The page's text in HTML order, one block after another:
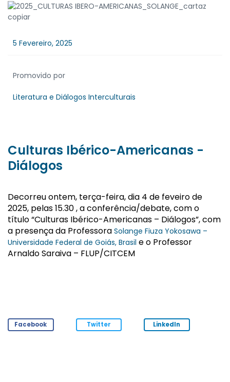
5 Fevereiro, 2025
Promovido por
Literatura e Diálogos Interculturais
Culturas Ibérico-Americanas -
Diálogos
Decorreu ontem, terça-feira, dia 4 de feveiro de
2025, pelas15.30 , a conferência/debate, com o
título “Culturas Ibérico-Americanas – Diálogos”, com
a presença da Professora Solange Fiuza Yokosawa –
Universidade Federal de Goiás, Brasil e o Professor
Arnaldo Saraiva – FLUP/CITCEM
Facebook Twitter LinkedIn